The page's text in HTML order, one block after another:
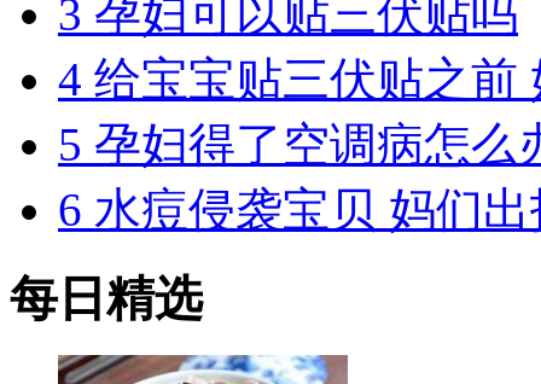
3 孕妇可以贴三伏贴吗
4 给宝宝贴三伏贴之前
5 孕妇得了空调病怎么
6 水痘侵袭宝贝 妈们
每日精选